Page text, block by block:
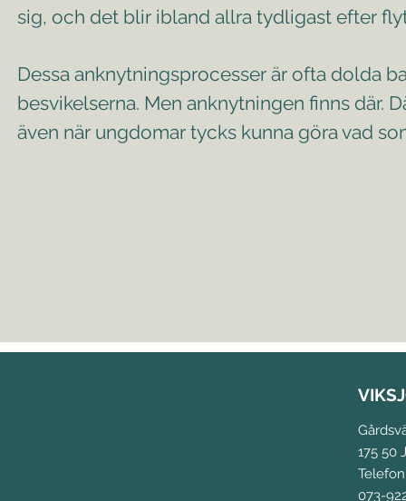
sig, och det blir ibland allra tydligast efter
Dessa anknytningsprocesser är ofta dolda
besvikelserna. Men anknytningen finns där.
även när ungdomar tycks kunna göra vad
175 50
073-